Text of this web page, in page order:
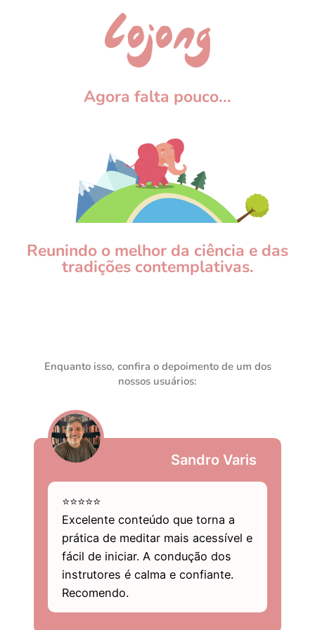
Agora falta pouco...
Reunindo o melhor da ciência e das
tradições contemplativas.
Enquanto isso, confira o depoimento de um dos
nossos usuários:
Sandro Varis
⭐⭐⭐⭐⭐
Excelente conteúdo que torna a
prática de meditar mais acessível e
fácil de iniciar. A condução dos
instrutores é calma e confiante.
Recomendo.